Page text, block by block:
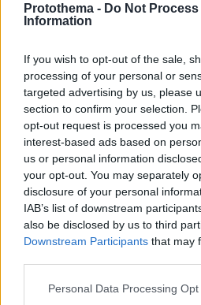
Protothema - Do Not Process
Information
If you wish to opt-out of the sale,
processing of your personal or
targeted advertising by us, please
section to confirm your selection.
opt-out request is processed you
interest-based ads based on
us or personal information
your opt-out. You may separately
disclosure of your personal
IAB’s list of downstream
also be disclosed by us to third
Downstream Participants that may
Please note that this website/app
Personal Data Processing
Η Μέγκιν Κέλι προκαλεί την
13.05.2023, 03:12 8